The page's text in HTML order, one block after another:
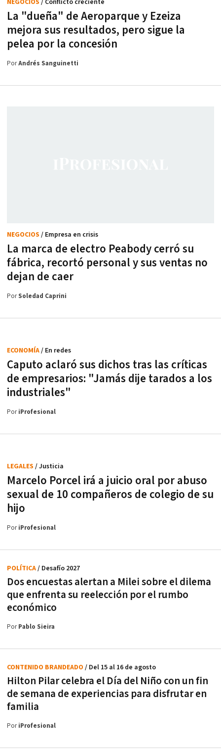
La "dueña" de Aeroparque y Ezeiza
mejora sus resultados, pero sigue la
pelea por la concesión
NEGOCIOS / Conflicto creciente
PorAndrés Sanguinetti
La marca de electro Peabody cerró su
fábrica, recortó personal y sus ventas no
dejan de caer
NEGOCIOS / Empresa en crisis
PorSoledad Caprini
Caputo aclaró sus dichos tras las críticas
de empresarios: "Jamás dije tarados a los
industriales"
ECONOMÍA/ En redes
PoriProfesional
Marcelo Porcel irá a juicio oral por abuso
sexual de 10 compañeros de colegio de su
hijo
LEGALES / Justicia
PoriProfesional
Dos encuestas alertan a Milei sobre el dilema
que enfrenta su reelección por el rumbo
económico
POLÍTICA/ Desafío 2027
PorPablo Sieira
Hilton Pilar celebra el Día del Niño con un fin
de semana de experiencias para disfrutar en
familia
CONTENIDO BRANDEADO / Del 15 al 16 de agosto
PoriProfesional